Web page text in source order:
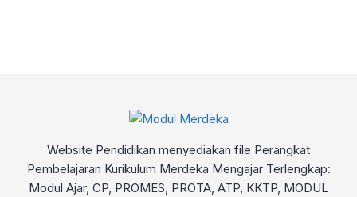
Website Pendidikan menyediakan file Perangkat
Pembelajaran Kurikulum Merdeka Mengajar Terlengkap:
Modul Ajar, CP, PROMES, PROTA, ATP, KKTP, MODUL